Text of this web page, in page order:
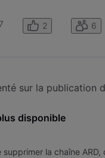
ZDF
7 2 6
sur la publication
disponible
supprimer la chaîne ARD,